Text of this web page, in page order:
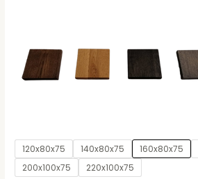
120x80x75 140x80x75 160x80x75
200x100x75
220x100x75